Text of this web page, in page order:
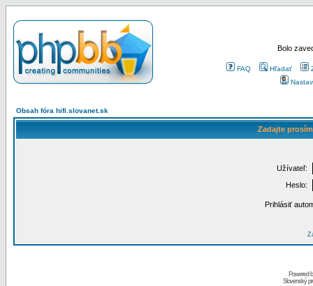
Bolo
FAQ Hľadať
Obsah fóra hifi.slovanet.sk
Zadajte
Užívateľ:
Heslo:
Prihlásiť
Powered
Slovenský